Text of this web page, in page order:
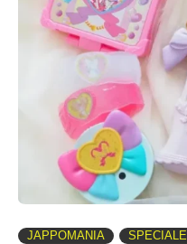
JAPPOMANIA SPECIALE